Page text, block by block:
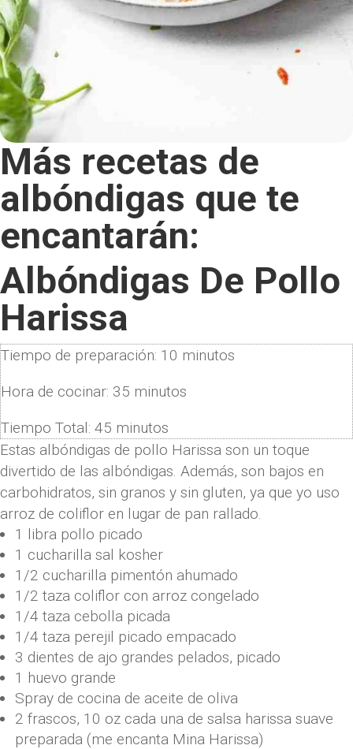
Más recetas de
albóndigas que te
encantarán:
Albóndigas De Pollo
Harissa
Tiempo de preparación: 10 minutos
Hora de cocinar: 35 minutos
Tiempo Total: 45 minutos
Estas albóndigas de pollo Harissa son un toque
divertido de las albóndigas. Además, son bajos en
carbohidratos, sin granos y sin gluten, ya que yo uso
arroz de coliflor en lugar de pan rallado.
1 libra pollo picado
1 cucharilla sal kosher
1/2 cucharilla pimentón ahumado
1/2 taza coliflor con arroz congelado
1/4 taza cebolla picada
1/4 taza perejil picado empacado
3 dientes de ajo grandes pelados, picado
1 huevo grande
Spray de cocina de aceite de oliva
2 frascos, 10 oz cada una de salsa harissa suave
preparada (me encanta Mina Harissa)